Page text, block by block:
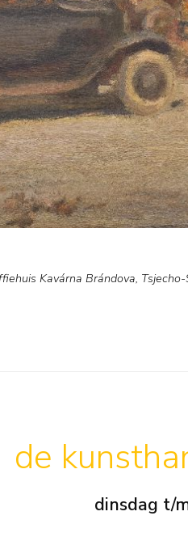
Kavárna Brándova,
de
dinsdag t/